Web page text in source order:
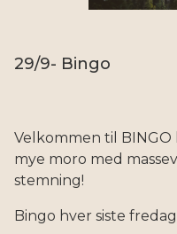
29/9- Bingo
Velkommen til BINGO
mye moro med
stemning!
Bingo hver siste